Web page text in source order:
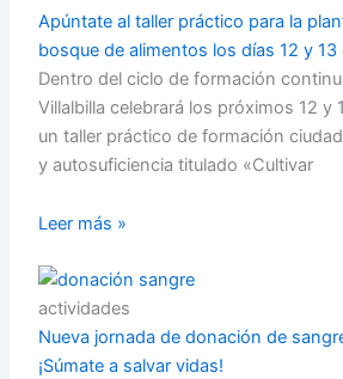
Apúntate al taller práctico para la
bosque de alimentos los días 12 y
Dentro del ciclo de formación
Villalbilla celebrará los próximos 12 y
un taller práctico de formación
y autosuficiencia titulado «Cultivar
Leer más »
actividades
Nueva jornada de donación de
¡Súmate a salvar vidas!